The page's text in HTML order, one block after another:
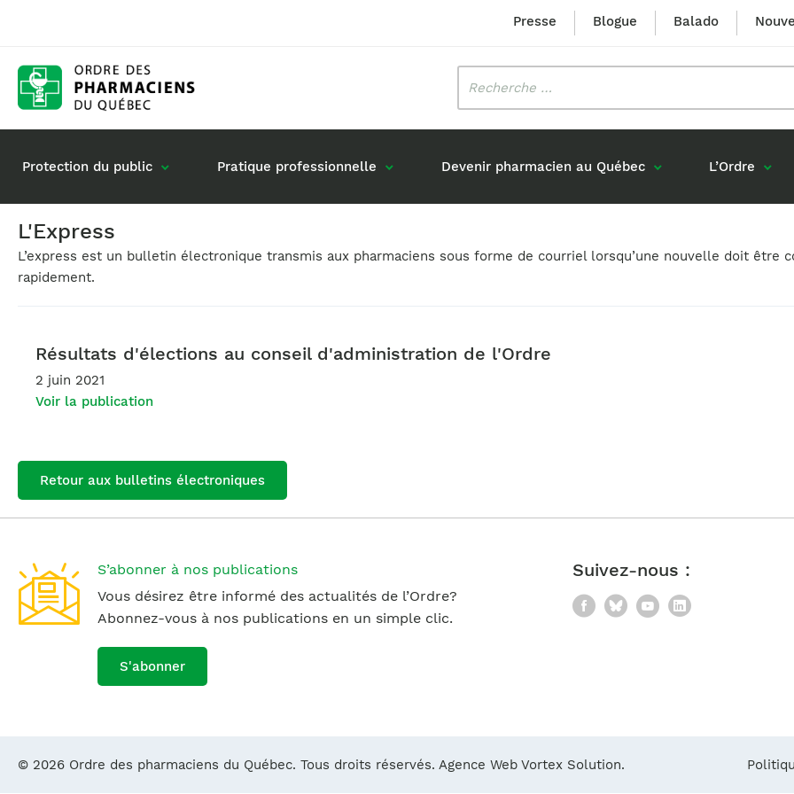
Presse Blogue Balado
Protection du public
Rôle du pharmacien
Pratique professionnelle
Gestion de mon dossier
Commande de matériel
Formation
Devenir pharmacien au Québec
Diplômés en France
L’Ordre
Mission et valeurs
Identité visuelle
Prix Louis-Hébert
L'Express
L’express est un bulletin électronique transmis aux pharmaciens sous forme de courriel lorsqu’une nouvelle doit être
rapidement.
Résultats d'élections au conseil d'administration de l'Ordre
2 juin 2021
Voir la publication
Retour aux bulletins électroniques
S’abonner à nos publications
Vous désirez être informé des actualités de l’Ordre?
Abonnez-vous à nos publications en un simple clic.
S'abonner
Suivez-nous :
Facebook
BlueskyYouTube
LinkedIn
© 2026 Ordre des pharmaciens du Québec. Tous droits réservés. Agence Web Vortex Solution.